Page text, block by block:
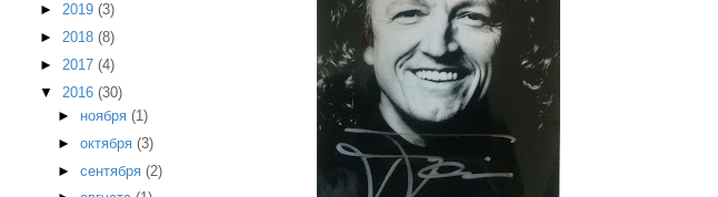
► 2019 (3)
► 2018 (8)
► 2017 (4)
▼ 2016 (30)
► ноября (1)
► октября (3)
► сентября (2)